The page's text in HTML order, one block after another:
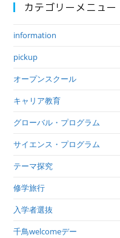
カテゴリーメニュー
information
pickup
オープンスクール
キャリア教育
グローバル・プログラム
サイエンス・プログラム
テーマ探究
修学旅行
入学者選抜
千鳥welcomeデー